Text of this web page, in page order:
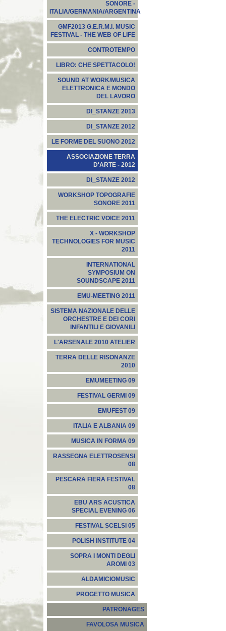
SONORE -
ITALIA/GERMANIA/ARGENTINA
GMF2013 G.E.R.M.I. MUSIC
FESTIVAL - THE WEB OF LIFE
CONTROTEMPO
LIBRO: CHE SPETTACOLO!
SOUND AT WORK/MUSICA
ELETTRONICA E MONDO
DEL LAVORO
DI_STANZE 2013
DI_STANZE 2012
LE FORME DEL SUONO 2012
ASSOCIAZIONE TERRA
D'ARTE - 2012
DI_STANZE 2012
WORKSHOP TOPOGRAFIE
SONORE 2011
THE ELECTRIC VOICE 2011
X - WORKSHOP
TECHNOLOGIES FOR MUSIC
2011
INTERNATIONAL
SYMPOSIUM ON
SOUNDSCAPE 2011
EMU-MEETING 2011
SISTEMA NAZIONALE DELLE
ORCHESTRE E DEI CORI
INFANTILI E GIOVANILI
L'ARSENALE 2010 ATELIER
TERRA DELLE RISONANZE
2010
EMUMEETING 09
FESTIVAL GERMI 09
EMUFEST 09
ITALIA E ALBANIA 09
MUSICA IN FORMA 09
RASSEGNA ELETTROSENSI
08
PESCARA FIERA FESTIVAL
08
EBU ARS ACUSTICA
SPECIAL EVENING 06
FESTIVAL SCELSI 05
POLISH INSTITUTE 04
SOPRA I MONTI DEGLI
AROMI 03
ALDAMICIOMUSIC
PROGETTO MUSICA
PATRONAGES
FAVOLOSA MUSICA